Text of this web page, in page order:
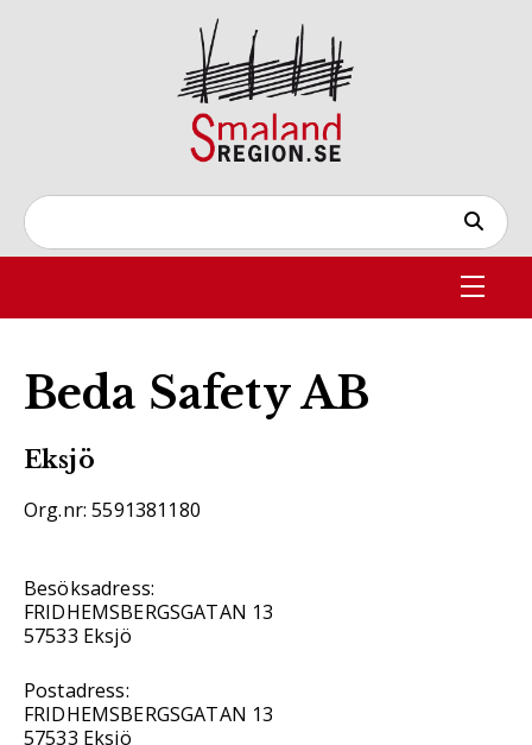
Beda Safety AB
Eksjö
Org.nr: 5591381180
Besöksadress:
FRIDHEMSBERGSGATAN 13
57533 Eksjö
Postadress:
FRIDHEMSBERGSGATAN 13
57533 Eksjö